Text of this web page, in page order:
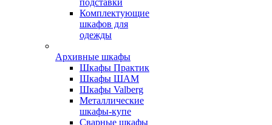
подставки
Комплектующие
шкафов для
одежды
Архивные шкафы
Шкафы Практик
Шкафы ШАМ
Шкафы Valberg
Металлические
шкафы-купе
Сварные шкафы